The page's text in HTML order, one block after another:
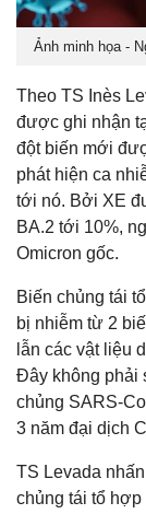
Ảnh minh họa -
Theo TS Inès
được ghi nhận
đột biến mới
phát hiện ca
tới nó. Bởi XE
BA.2 tới 10%,
Omicron gốc.
Biến chủng tái
bị nhiễm từ 2
lẫn các vật liệu
Đây không phải
chủng SARS-
3 năm đại dịch
TS Levada
chủng tái tổ